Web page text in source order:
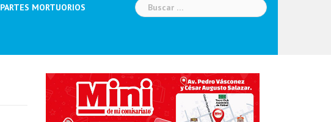
PARTES MORTUORIOS Buscar: